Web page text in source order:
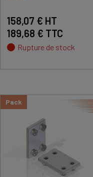
158,07 € HT
189,68 € TTC
Rupture de stock
Pack